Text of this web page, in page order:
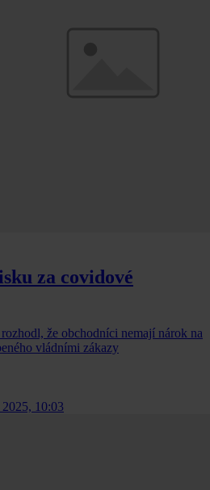
za covidové
že obchodníci nemají nárok na
vládními zákazy
2025, 10:03